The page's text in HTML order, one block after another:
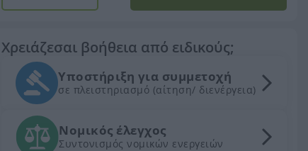
Χρειάζεσαι βοήθεια από ειδικούς;
Υποστήριξη για συμμετοχή
σε πλειστηριασμό (αίτηση/ διενέργεια)
Νομικός έλεγχος
Συντονισμός νομικών ενεργειών